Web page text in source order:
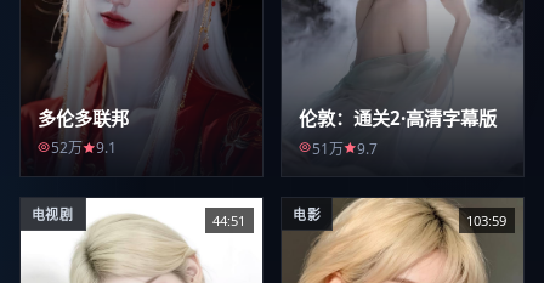
多伦多联邦
52万 9.1
伦敦：通关2·高清字幕版
51万 9.7
电视剧 44:51 电影 103:59